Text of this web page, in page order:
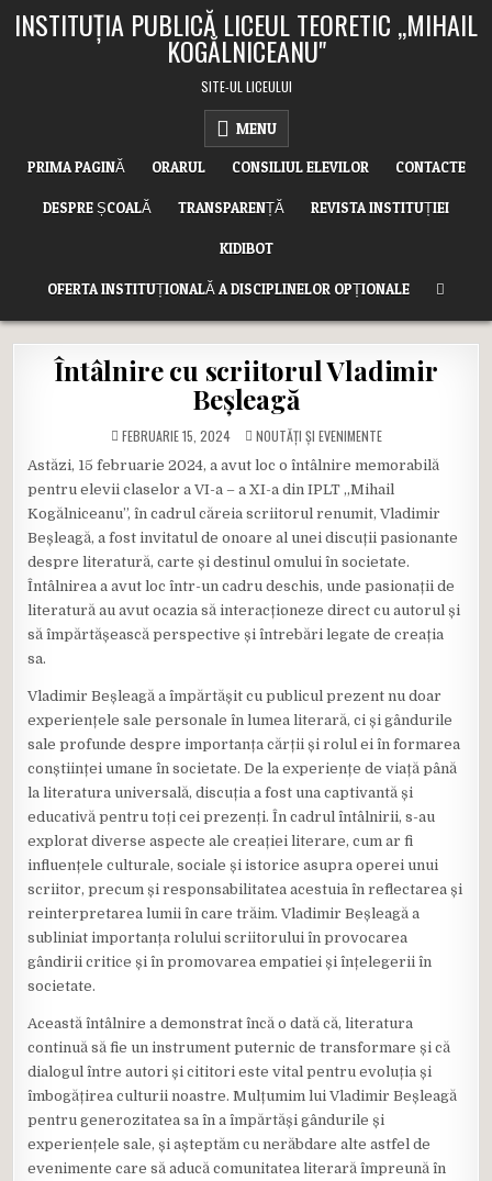
INSTITUȚIA PUBLICĂ LICEUL TEORETIC ,,MIHAIL
KOGĂLNICEANU"
SITE-UL LICEULUI
MENU
PRIMA PAGINĂ ORARUL CONSILIUL ELEVILOR CONTACTE
DESPRE ȘCOALĂ TRANSPARENȚĂ REVISTA INSTITUȚIEI
KIDIBOT
OFERTA INSTITUȚIONALĂ A DISCIPLINELOR OPȚIONALE
Întâlnire cu scriitorul Vladimir
Beșleagă
FEBRUARIE 15, 2024 POSTED
IN
NOUTĂȚI ȘI EVENIMENTE
Astăzi, 15 februarie 2024, a avut loc o întâlnire memorabilă
pentru elevii claselor a VI-a – a XI-a din IPLT ,,Mihail
Kogălniceanu”, în cadrul căreia scriitorul renumit, Vladimir
Beșleagă, a fost invitatul de onoare al unei discuții pasionante
despre literatură, carte și destinul omului în societate.
Întâlnirea a avut loc într-un cadru deschis, unde pasionații de
literatură au avut ocazia să interacționeze direct cu autorul și
să împărtășească perspective și întrebări legate de creația
sa.
Vladimir Beșleagă a împărtășit cu publicul prezent nu doar
experiențele sale personale în lumea literară, ci și gândurile
sale profunde despre importanța cărții și rolul ei în formarea
conștiinței umane în societate. De la experiențe de viață până
la literatura universală, discuția a fost una captivantă și
educativă pentru toți cei prezenți. În cadrul întâlnirii, s-au
explorat diverse aspecte ale creației literare, cum ar fi
influențele culturale, sociale și istorice asupra operei unui
scriitor, precum și responsabilitatea acestuia în reflectarea și
reinterpretarea lumii în care trăim. Vladimir Beșleagă a
subliniat importanța rolului scriitorului în provocarea
gândirii critice și în promovarea empatiei și înțelegerii în
societate.
Această întâlnire a demonstrat încă o dată că, literatura
continuă să fie un instrument puternic de transformare și că
dialogul între autori și cititori este vital pentru evoluția și
îmbogățirea culturii noastre. Mulțumim lui Vladimir Beșleagă
pentru generozitatea sa în a împărtăși gândurile și
experiențele sale, și așteptăm cu nerăbdare alte astfel de
evenimente care să aducă comunitatea literară împreună în